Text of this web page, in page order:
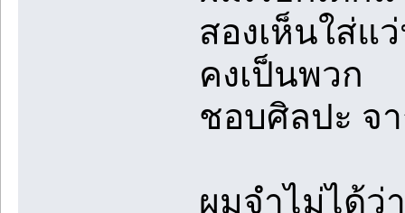
สองเห็นใส่แ
คงเป็นพวก
ชอบศิลปะ จ
ผมจำไม่ได้ว่